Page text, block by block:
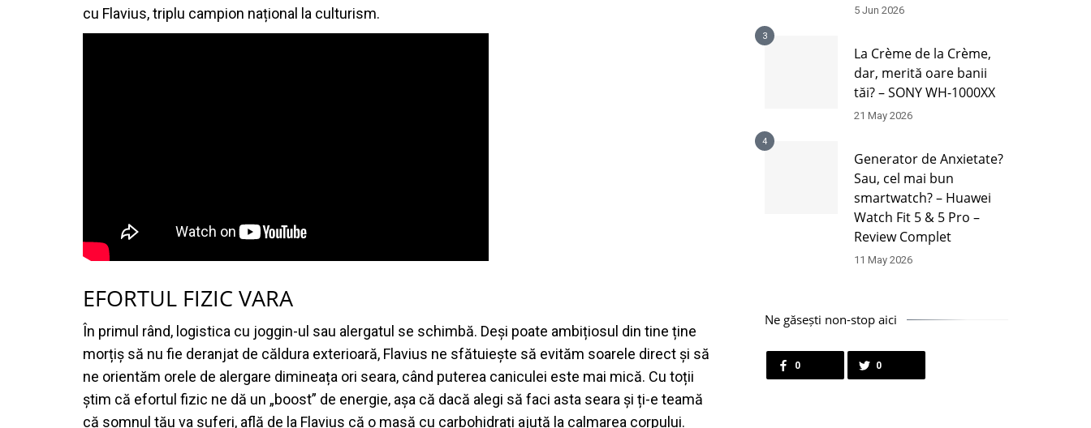
cu Flavius, triplu campion național la culturism.
EFORTUL FIZIC VARA
În primul rând, logistica cu joggin-ul sau alergatul se schimbă. Deși poate ambițiosul din tine ține
morțiș să nu fie deranjat de căldura exterioară, Flavius ne sfătuiește să evităm soarele direct și să
ne orientăm orele de alergare dimineața ori seara, când puterea caniculei este mai mică. Cu toții
știm că efortul fizic ne dă un „boost” de energie, așa că dacă alegi să faci asta seara și ți-e teamă
că somnul tău va suferi, află de la Flavius că o masă cu carbohidrați ajută la calmarea corpului.
5 Jun 2026
3
La Crème de la Crème,
dar, merită oare banii
tăi? – SONY WH-1000XX
21 May 2026
4
Generator de Anxietate?
Sau, cel mai bun
smartwatch? – Huawei
Watch Fit 5 & 5 Pro –
Review Complet
11 May 2026
Ne găsești non-stop aici
0 0